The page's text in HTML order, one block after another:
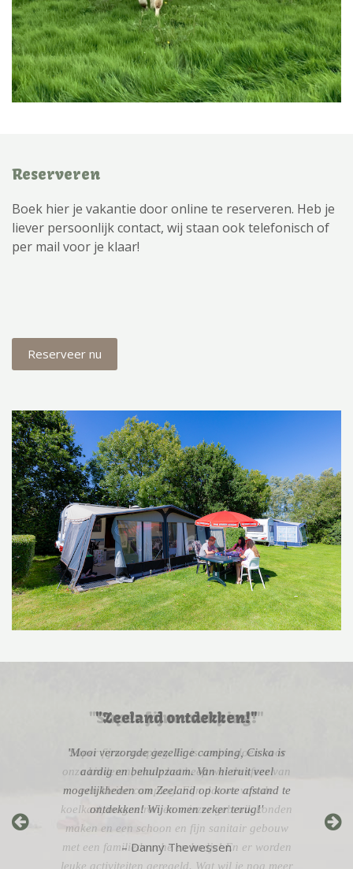
Reserveren
Boek hier je vakantie door online te reserveren. Heb je
liever persoonlijk contact, wij staan ook telefonisch of
per mail voor je klaar!
Reserveer nu
"Zeeland ontdekken!"
'Mooi verzorgde gezellige camping, Ciska is
aardig en behulpzaam. Van hieruit veel
mogelijkheden om Zeeland op korte afstand te
ontdekken! Wij komen zeker terug!'
– Danny Thewessen